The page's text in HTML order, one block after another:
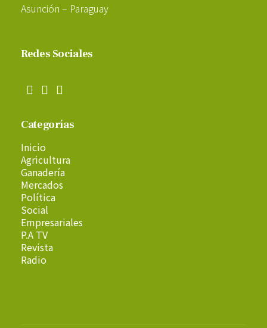
Asunción – Paraguay
Redes Sociales
Categorías
Inicio
Agricultura
Ganadería
Mercados
Política
Social
Empresariales
P.A TV
Revista
Radio